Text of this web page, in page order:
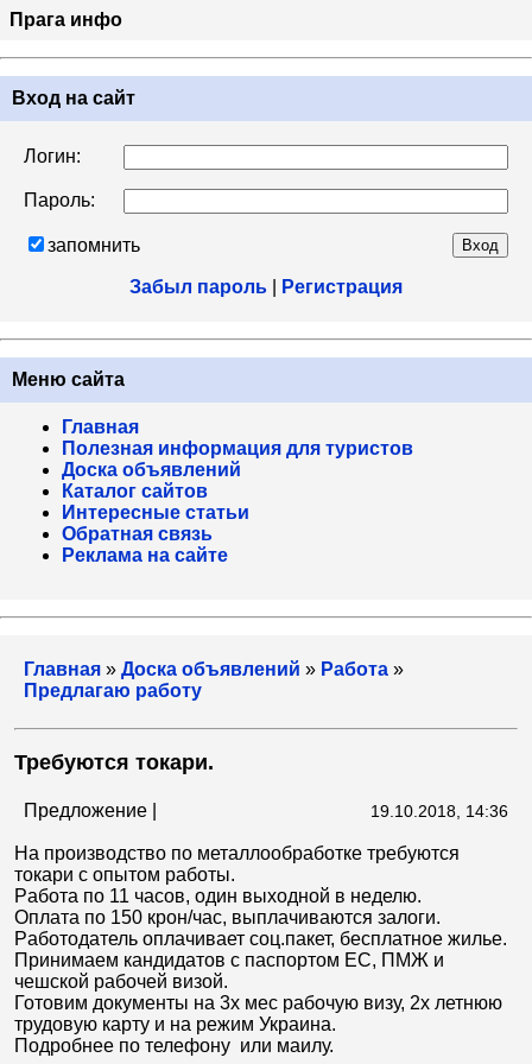
Прага инфо
Вход на сайт
Логин:
Пароль:
запомнить
Забыл пароль Регистрация
Меню сайта
Главная
Полезная информация для туристов
Доска объявлений
Каталог сайтов
Интересные статьи
Обратная связь
Реклама на сайте
Главная » Доска объявлений » Работа »
Предлагаю работу
Требуются токари.
Предложение | 19.10.2018, 14:36
На производство по металлообработке требуются
токари с опытом работы.
Pабота по 11 часов, один выходной в неделю.
Оплата по 150 крон/час, выплачиваются залоги.
Pаботодатель оплачивает соц.пакет, бесплатное жилье.
Принимаем кандидатов с паспортом ЕС, ПМЖ и
чешской рабочей визой.
Готовим документы на 3х мес рабочую визу, 2х летнюю
трудовую карту и на режим Украина.
Подробнее по телефону или маилу.